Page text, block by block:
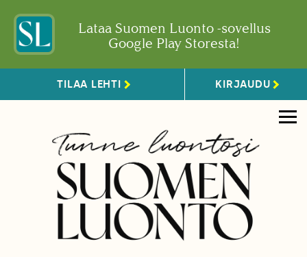
Lataa Suomen Luonto -sovellus
Google Play Storesta!
TILAA LEHTI KIRJAUDU